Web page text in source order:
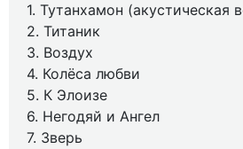
1. Тутанхамон (акустическая
2. Титаник
3. Воздух
4. Колёса любви
5. К Элоизе
6. Негодяй и Ангел
7. Зверь